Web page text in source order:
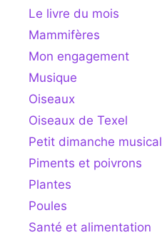
Le livre du mois
Mammifères
Mon engagement
Musique
Oiseaux
Oiseaux de Texel
Petit dimanche musical
Piments et poivrons
Plantes
Poules
Santé et alimentation